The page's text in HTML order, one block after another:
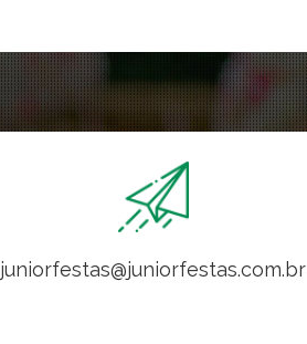
juniorfestas@juniorfestas.com.br